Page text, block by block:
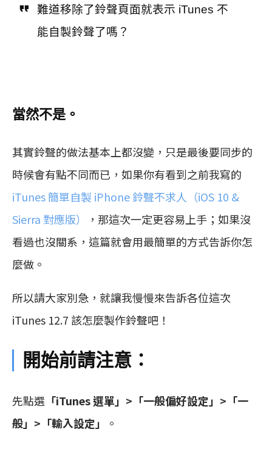
難道移除了鈴聲頁面就表示 iTunes 不
能自製鈴聲了嗎？
當然不是。
其實鈴聲的做法基本上都沒變，只是最後要同步的
時候會有點不同而已，如果你有看到之前我寫的
iTunes 簡單自製 iPhone 鈴聲不求人（iOS 10 &
Sierra 對應版）
，那這次一定更容易上手；如果沒
看過也沒關系，這篇就會用最簡單的方式告訴你怎
麼做。
所以請大家別急，就讓我慢慢來告訴各位這次
iTunes 12.7 該怎麼製作鈴聲吧！
開始前請注意：
先點選 「iTunes 選單」>「一般偏好設定」>「一
般」>「輸入設定」
。